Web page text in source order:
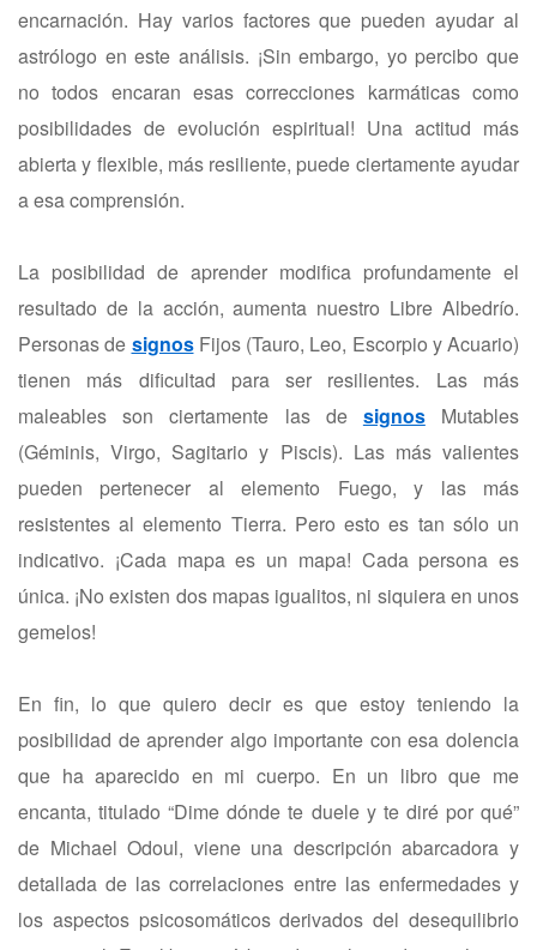
encarnación. Hay varios factores que pueden ayudar al
astrólogo en este análisis. ¡Sin embargo, yo percibo que
no todos encaran esas correcciones karmáticas como
posibilidades de evolución espiritual! Una actitud más
abierta y flexible, más resiliente, puede ciertamente ayudar
a esa comprensión.
La posibilidad de aprender modifica profundamente el
resultado de la acción, aumenta nuestro Libre Albedrío.
Personas de signosFijos (Tauro, Leo, Escorpio y Acuario)
tienen más dificultad para ser resilientes. Las más
maleables son ciertamente las de signosMutables
(Géminis, Virgo, Sagitario y Piscis). Las más valientes
pueden pertenecer al elemento Fuego, y las más
resistentes al elemento Tierra. Pero esto es tan sólo un
indicativo. ¡Cada mapa es un mapa! Cada persona es
única. ¡No existen dos mapas igualitos, ni siquiera en unos
gemelos!
En fin, lo que quiero decir es que estoy teniendo la
posibilidad de aprender algo importante con esa dolencia
que ha aparecido en mi cuerpo. En un libro que me
encanta, titulado “Dime dónde te duele y te diré por qué”
de Michael Odoul, viene una descripción abarcadora y
detallada de las correlaciones entre las enfermedades y
los aspectos psicosomáticos derivados del desequilibrio